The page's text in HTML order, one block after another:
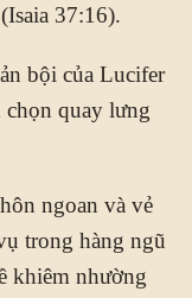
37:16).
bội của Lucifer
chọn quay lưng
ngoan và vẻ
trong hàng ngũ
khiêm nhường